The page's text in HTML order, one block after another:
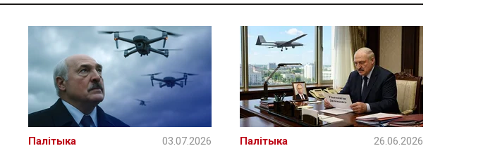
Палітыка 03.07.2026 Палітыка 26.06.2026